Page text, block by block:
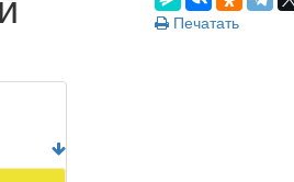
Печатать
11 990